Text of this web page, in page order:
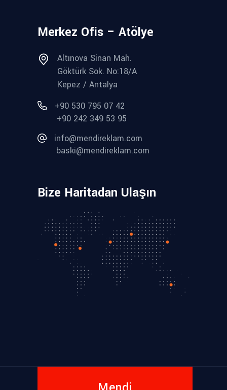
Merkez Ofis – Atölye
Altınova Sinan Mah.
Göktürk Sok. No:18/A
Kepez / Antalya
+90 530 795 07 42
+90 242 349 53 95
info@mendireklam.com
baski@mendireklam.com
Bize Haritadan Ulaşın